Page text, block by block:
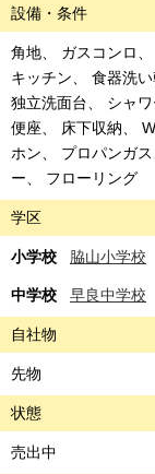
設備・条件
角地 ガスコンロ
キッチン
食器洗
独立洗面台
シャ
便座
床下収納
ホン
プロパンガス
ー
フローリング
学区
小学校 脇山小学校
中学校 早良中学校
自社物
先物
状態
売出中